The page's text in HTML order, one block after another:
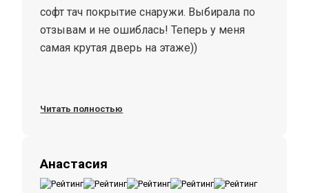
делают профессионалы. Спасибо.
софт тач покрытие снаружи. Выбирала по
отзывам и не ошиблась! Теперь у меня
самая крутая дверь на этаже))
Читать полностью
Анастасия